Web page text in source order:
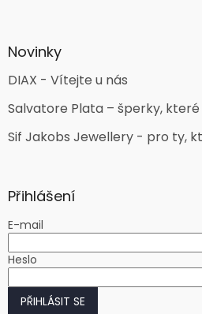
Novinky
DIAX - Vítejte u nás
Salvatore Plata – šperky, které
Sif Jakobs Jewellery - pro ty,
Přihlášení
E-mail
Heslo
PŘIHLÁSIT SE